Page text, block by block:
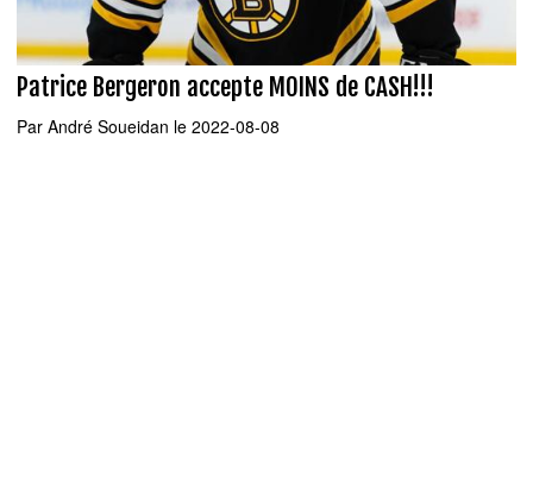
Patrice Bergeron accepte MOINS de CASH!!!
Par André Soueidan le 2022-08-08